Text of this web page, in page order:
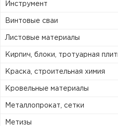
Инструмент
Винтовые сваи
Листовые материалы
Кирпич, блоки, тротуарная
Краска, строительная химия
Кровельные материалы
Металлопрокат, сетки
Метизы